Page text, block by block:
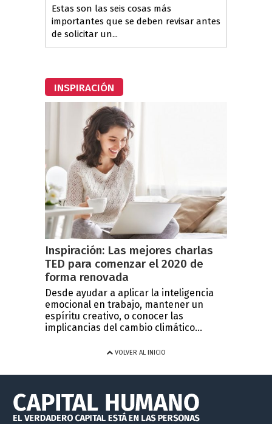
Estas son las seis cosas más
importantes que se deben revisar antes
de solicitar un...
INSPIRACIÓN
Inspiración: Las mejores charlas
TED para comenzar el 2020 de
forma renovada
Desde ayudar a aplicar la inteligencia
emocional en trabajo, mantener un
espíritu creativo, o conocer las
implicancias del cambio climático...
VOLVER AL INICIO